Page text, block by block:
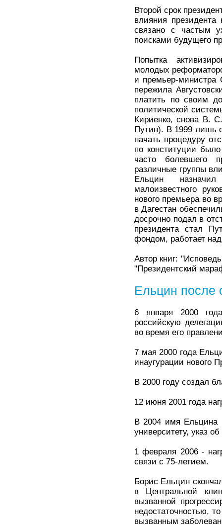
Второй срок
влияния
связано с частым
поисками будущего
Попытка
молодых
и премьер-министра
пережила
платить по своим
политической
Кириенко, снова В.
Путин). В 1999 лишь
начать процедуру
по конституции
часто болевшего
различные группы
Ельцин
малоизвестного
нового премьера во
в Дагестан
досрочно подал в
президента стал
фондом, работает
Автор книг:
"Президентский
Ельцин после
6 января 2000
российскую
во время его
7 мая 2000 года
инаугурации нового
В 2000 году создал
12 июня 2001 года
В 2004 имя Ельцина
университету, указ
1 февраля 2006 -
связи с 75-летием.
Борис Ельцин
в Центральной
вызванной
недостаточностью,
вызванным